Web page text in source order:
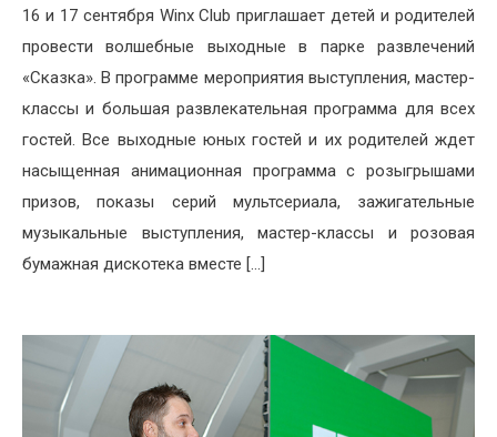
16 и 17 сентября Winx Club приглашает детей и родителей
провести волшебные выходные в парке развлечений
«Сказка». В программе мероприятия выступления, мастер-
классы и большая развлекательная программа для всех
гостей. Все выходные юных гостей и их родителей ждет
насыщенная анимационная программа с розыгрышами
призов, показы серий мультсериала, зажигательные
музыкальные выступления, мастер-классы и розовая
бумажная дискотека вместе […]